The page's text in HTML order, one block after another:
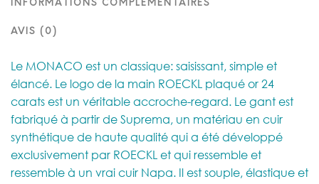
INFORMATIONS COMPLÉMENTAIRES
AVIS (0)
Le MONACO est un classique: saisissant, simple et
élancé. Le logo de la main ROECKL plaqué or 24
carats est un véritable accroche-regard. Le gant est
fabriqué à partir de Suprema, un matériau en cuir
synthétique de haute qualité qui a été développé
exclusivement par ROECKL et qui ressemble et
ressemble à un vrai cuir Napa. Il est souple, élastique et